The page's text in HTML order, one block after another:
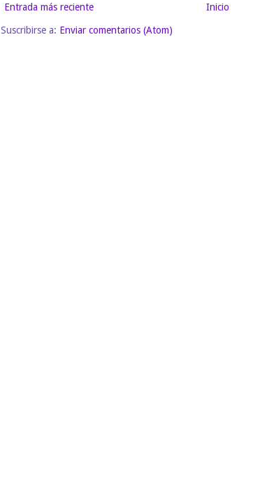
Entrada más reciente Inicio
Suscribirse a: Enviar comentarios (Atom)